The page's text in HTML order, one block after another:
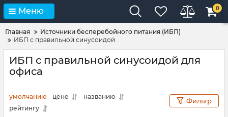
Меню 0
Главная
Источники бесперебойного питания (ИБП)
ИБП с правильной синусоидой
ИБП с правильной синусоидой для
офиса
умолчанию цене
названию
рейтингу
Фильтр